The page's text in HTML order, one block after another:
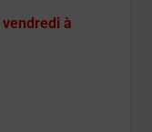
vendredi à